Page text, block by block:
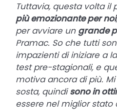
Tuttavia, questa volta il
più emozionante per noi
per avviare un grande
Pramac. So che tutti
impazienti di iniziare a
test pre-stagionali, e
motiva ancora di più.
sosta, quindisono in
essere nel miglior